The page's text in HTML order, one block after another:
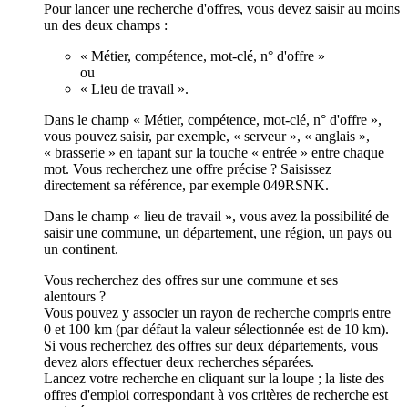
Pour lancer une recherche d'offres, vous devez saisir au moins
un des deux champs :
« Métier, compétence, mot-clé, n° d'offre »
ou
« Lieu de travail ».
Dans le champ « Métier, compétence, mot-clé, n° d'offre »,
vous pouvez saisir, par exemple, « serveur », « anglais »,
« brasserie » en tapant sur la touche « entrée » entre chaque
mot. Vous recherchez une offre précise ? Saisissez
directement sa référence, par exemple 049RSNK.
Dans le champ « lieu de travail », vous avez la possibilité de
saisir une commune, un département, une région, un pays ou
un continent.
Vous recherchez des offres sur une commune et ses
alentours ?
Vous pouvez y associer un rayon de recherche compris entre
0 et 100 km (par défaut la valeur sélectionnée est de 10 km).
Si vous recherchez des offres sur deux départements, vous
devez alors effectuer deux recherches séparées.
Lancez votre recherche en cliquant sur la loupe ; la liste des
offres d'emploi correspondant à vos critères de recherche est